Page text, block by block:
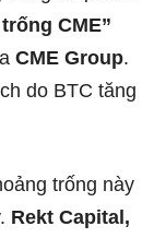
CME”
CME Group.
do BTC tăng
trống này
Rekt Capital,